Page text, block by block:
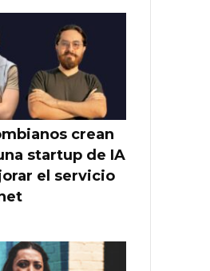
crean
startup de IA
el servicio